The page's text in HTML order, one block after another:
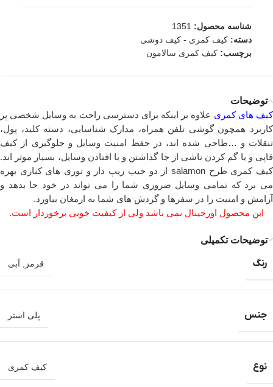
شناسه محصول: 1351
دسته: کیف کمری - کیف دوشی
برچسب: کیف کمری سالامون
توضیحات
کیف های کمری علاوه بر اینکه برای دسترسی راحت به وسایل شخصی پر
کاربرد همچون گوشی تلفن همراه، مدارک شناسایی، دسته کلید، پول،
تنقلات و …طاحی شده اند، در حفظ امنیت وسایل و جلوگیری از کیف
قاپی و یا گم کردن ناشی از جا گذاشتن و یا افتادن وسایل، بسیار موثر اند.
کیف کمری طرح salamon از دو جیب زیپ دار و توری های کناری بهره
می برد که تمامی وسایل ضروری شما را می تواند در خود جا بدهد و
آرامش و امنیت را در سفرها و گردش های شما به ارمغان بیاورد.
این محصول اورجینال نمی باشد ولی از کیفیت خوبی برخوردار است.
توضیحات تکمیلی
رنگ قرمز آبی
جنس پلی استر
نوع کیف کمری